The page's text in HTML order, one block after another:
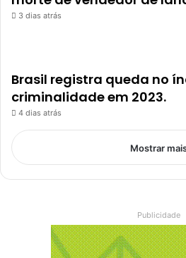
3 dias atrás
Brasil registra queda no
criminalidade em 2023.
4 dias atrás
Mostrar
Publicidade